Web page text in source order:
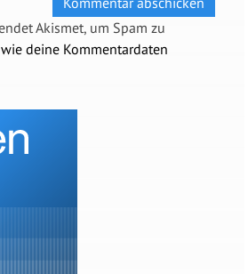
Akismet, um Spam zu
deine Kommentardaten